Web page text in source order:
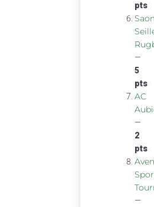
pts
—
5
pts
AC
—
2
pts
—